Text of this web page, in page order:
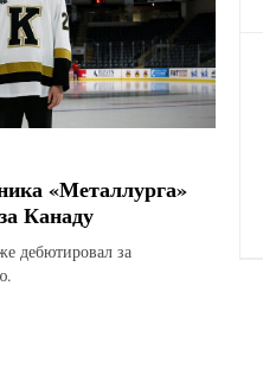
«Металлурга»
Канаду
дебютировал за